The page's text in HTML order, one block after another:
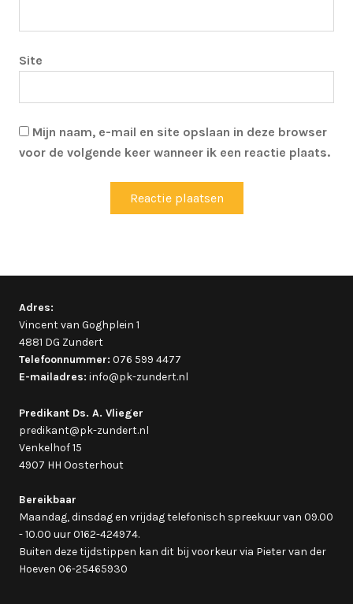
Site
Mijn naam, e-mail en site opslaan in deze browser
voor de volgende keer wanneer ik een reactie plaats.
Adres:
Vincent van Goghplein 1
4881 DG Zundert
Telefoonnummer: 076 599 4477
E-mailadres: info@pk-zundert.nl
Predikant Ds. A. Vlieger
predikant@pk-zundert.nl
Venkelhof 15
4907 HH Oosterhout
Bereikbaar
Maandag, dinsdag en vrijdag telefonisch spreekuur van 09.00
- 10.00 uur 0162-424974.
Buiten deze tijdstippen kan dit bij voorkeur via Pieter van der
Hoeven 06-25465930